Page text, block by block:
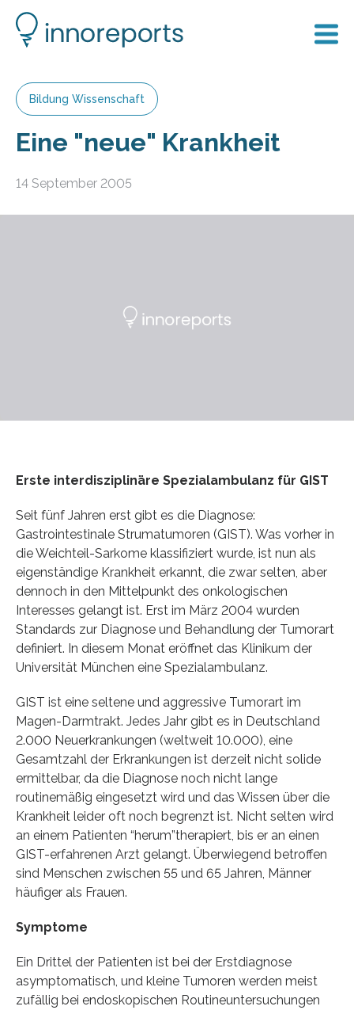
Bildung Wissenschaft
Eine "neue" Krankheit
14 September 2005
Erste interdisziplinäre Spezialambulanz für GIST
Seit fünf Jahren erst gibt es die Diagnose:
Gastrointestinale Strumatumoren (GIST). Was vorher in
die Weichteil-Sarkome klassifiziert wurde, ist nun als
eigenständige Krankheit erkannt, die zwar selten, aber
dennoch in den Mittelpunkt des onkologischen
Interesses gelangt ist. Erst im März 2004 wurden
Standards zur Diagnose und Behandlung der Tumorart
definiert. In diesem Monat eröffnet das Klinikum der
Universität München eine Spezialambulanz.
GIST ist eine seltene und aggressive Tumorart im
Magen-Darmtrakt. Jedes Jahr gibt es in Deutschland
2.000 Neuerkrankungen (weltweit 10.000), eine
Gesamtzahl der Erkrankungen ist derzeit nicht solide
ermittelbar, da die Diagnose noch nicht lange
routinemäßig eingesetzt wird und das Wissen über die
Krankheit leider oft noch begrenzt ist. Nicht selten wird
an einem Patienten “herum”therapiert, bis er an einen
GIST-erfahrenen Arzt gelangt. Überwiegend betroffen
sind Menschen zwischen 55 und 65 Jahren, Männer
häufiger als Frauen.
Symptome
Ein Drittel der Patienten ist bei der Erstdiagnose
asymptomatisch, und kleine Tumoren werden meist
zufällig bei endoskopischen Routineuntersuchungen